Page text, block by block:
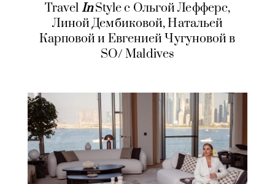
Travel InStyle c Ольгой Лефферс,
Линой Дембиковой, Натальей
Карповой и Евгенией Чугуновой в
SO/ Maldives